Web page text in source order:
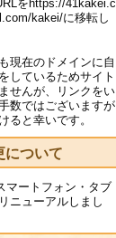
をhttps://41kakei.c
kakei/に移転し
現在のドメインに自
しているためサイト
せんが、リンクをい
数ではございますが
ると幸いです。
について
マートフォン・タブ
ニューアルしまし